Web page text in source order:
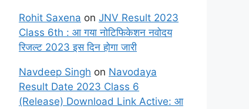
Rohit Saxena on JNV Result 2023
Class 6th : आ गया नोटिफिकेशन नवोदय
रिजल्ट 2023 इस दिन होगा जारी
Navdeep Singh on Navodaya
Result Date 2023 Class 6
(Release) Download Link Active: आ